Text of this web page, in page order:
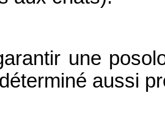
une
aussi